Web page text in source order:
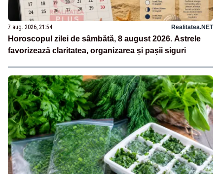
7 aug. 2026, 21:54 Realitatea.NET
Horoscopul zilei de sâmbătă, 8 august 2026. Astrele
favorizează claritatea, organizarea și pașii siguri